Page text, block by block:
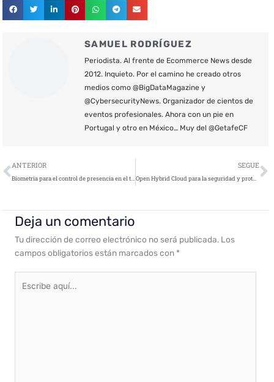
SAMUEL RODRÍGUEZ
Periodista. Al frente de Ecommerce News desde
2012. Inquieto. Por el camino he creado otros
medios como @BigDataMagazine y
@CybersecurityNews. Organizador de cientos de
eventos profesionales. Ahora con un pie en
Portugal y otro en México… Muy del @GetafeCF
Ant
ANTERIOR
Biometría para el control de presencia en el trabajo
SEGUE
Open Hybrid Cloud para la seguridad y protección de todas las empresas
Deja un comentario
Tu dirección de correo electrónico no será publicada. Los
campos obligatorios están marcados con *
aquí...